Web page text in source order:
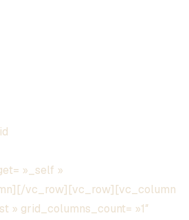
»_self »
vc_row][vc_row][vc_column
» grid_columns_count= »1″